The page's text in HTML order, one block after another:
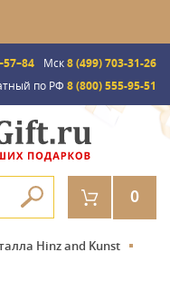
Мск8 (499) 703-31-26
по РФ 8 (800) 555-95-51
0
Hinz and Kunst